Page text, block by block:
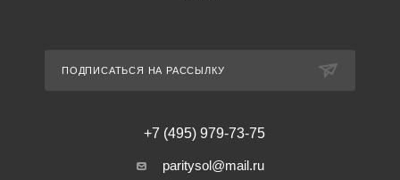
ПОДПИСАТЬСЯ НА РАССЫЛКУ
+7 (495) 979-73-75
paritysol@mail.ru